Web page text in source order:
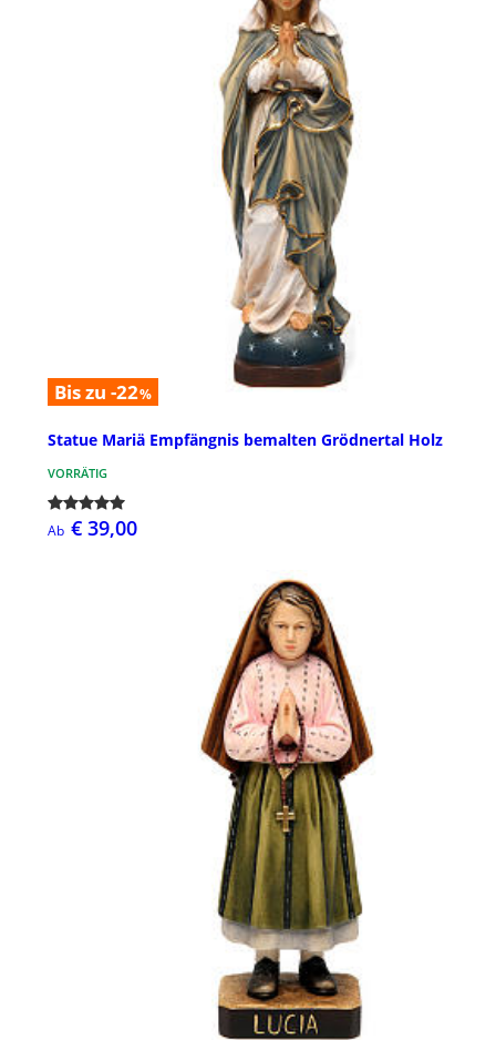
Bis zu -22%
Statue Mariä Empfängnis bemalten Grödnertal Holz
VORRÄTIG
Ab € 39,00